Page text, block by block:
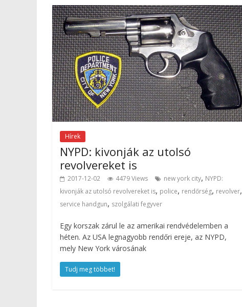
Hírek
NYPD: kivonják az utolsó
revolvereket is
2017-12-02 4479 Views new york city, NYPD:
kivonják az utolsó revolvereket is, police, rendőrség, revolver,
service handgun, szolgálati fegyver
Egy korszak zárul le az amerikai rendvédelemben a
héten. Az USA legnagyobb rendőri ereje, az NYPD,
mely New York városának
Tudj meg többet!